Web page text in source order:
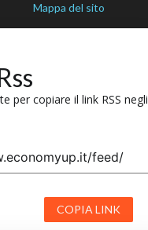
Mappa del sito
per copiare il link RSS negli
COPIA LINK